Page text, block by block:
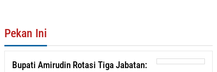
Pekan Ini
Bupati Amirudin Rotasi Tiga Jabatan: